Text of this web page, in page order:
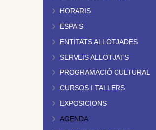
HORARIS
ESPAIS
ENTITATS ALLOTJADES
SERVEIS ALLOTJATS
PROGRAMACIÓ CULTURAL
CURSOS I TALLERS
EXPOSICIONS
AGENDA